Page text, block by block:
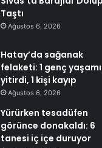
Taştı
Ağustos 6, 2026
Hatay’da sağanak
felaketi: 1 genç
yitirdi, 1 kişi kayıp
Ağustos 6, 2026
Yürürken tesadüfen
görünce donakaldı: 6
tanesi iç içe duruyor